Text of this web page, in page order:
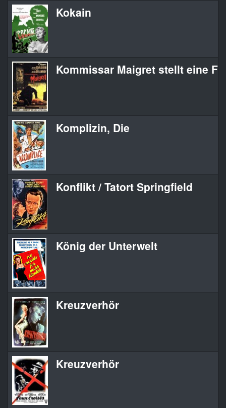
Kokain
Kommissar Maigret stellt eine
Komplizin, Die
Konflikt / Tatort Springfield
König der Unterwelt
Kreuzverhör
Kreuzverhör